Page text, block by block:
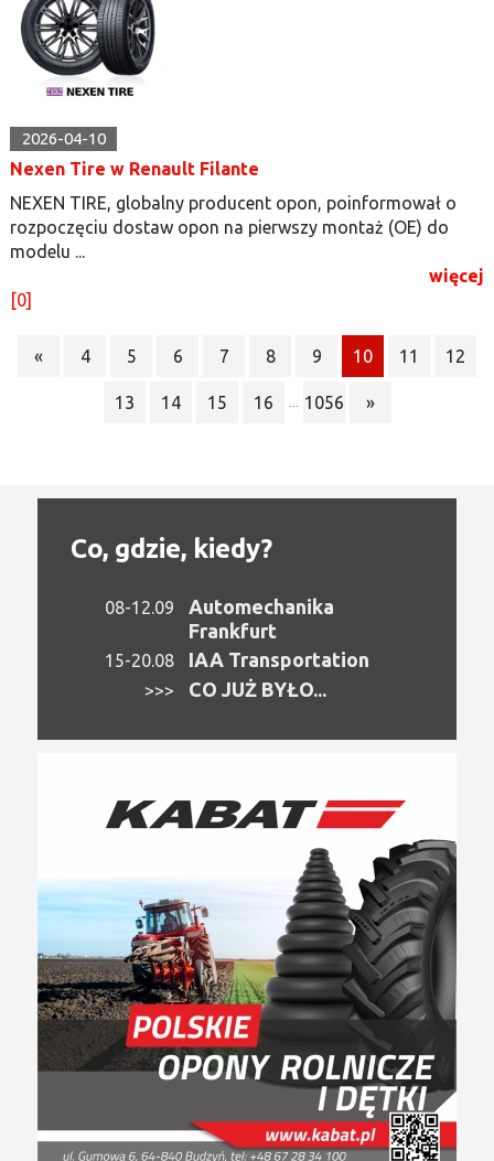
2026-04-10
Nexen Tire w Renault Filante
NEXEN TIRE, globalny producent opon, poinformował o
rozpoczęciu dostaw opon na pierwszy montaż (OE) do
modelu ...
więcej
[0]
« 4 5 6 7 8 9 10 11 12
13 14 15 16 1056 »
Co, gdzie, kiedy?
08-12.09
Automechanika
Frankfurt
15-20.08 IAA Transportation
>>> CO JUŻ BYŁO...